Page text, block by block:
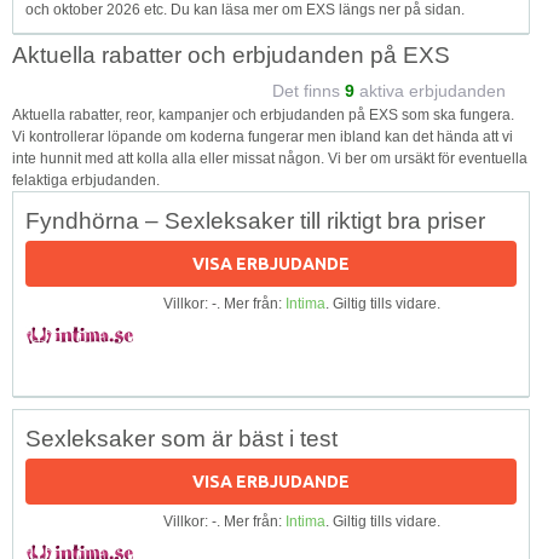
och oktober 2026 etc. Du kan läsa mer om EXS längs ner på sidan.
Aktuella rabatter och erbjudanden på EXS
Det finns 9 aktiva erbjudanden
Aktuella rabatter, reor, kampanjer och erbjudanden på EXS som ska fungera.
Vi kontrollerar löpande om koderna fungerar men ibland kan det hända att vi
inte hunnit med att kolla alla eller missat någon. Vi ber om ursäkt för eventuella
felaktiga erbjudanden.
Fyndhörna – Sexleksaker till riktigt bra priser
VISA ERBJUDANDE
Villkor: -. Mer från: Intima. Giltig tills vidare.
Sexleksaker som är bäst i test
VISA ERBJUDANDE
Villkor: -. Mer från: Intima. Giltig tills vidare.